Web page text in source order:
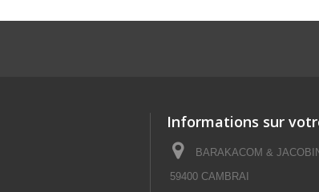
Informations sur
BARAKACOM &
59400 CAMBRAI